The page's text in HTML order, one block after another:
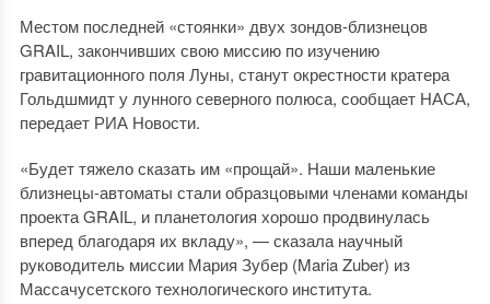
Местом последней «стоянки» двух зондов-близнецов
GRAIL, закончивших свою миссию по изучению
гравитационного поля Луны, станут окрестности кратера
Гольдшмидт у лунного северного полюса, сообщает НАСА,
передает РИА Новости.
«Будет тяжело сказать им «прощай». Наши маленькие
близнецы-автоматы стали образцовыми членами команды
проекта GRAIL, и планетология хорошо продвинулась
вперед благодаря их вкладу», — сказала научный
руководитель миссии Мария Зубер (Maria Zuber) из
Массачусетского технологического института.